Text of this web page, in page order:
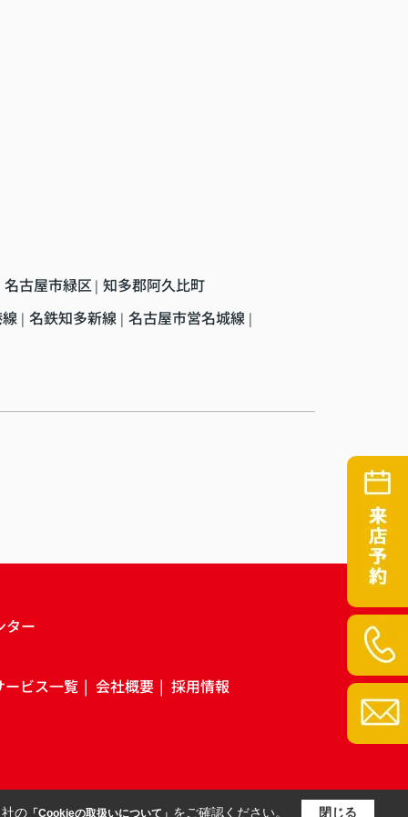
名古屋市緑区 | 知多郡阿久比町
| 名鉄知多新線 | 名古屋市営名城線 |
ター
ービス一覧 会社概要 採用情報
の「Cookieの取扱いについて」 をご確認ください。 閉じる